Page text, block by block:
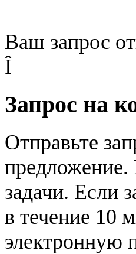
Ваш запрос
Î
Запрос на
Отправьте
предложение.
задачи. Если
в течение 10
электронную